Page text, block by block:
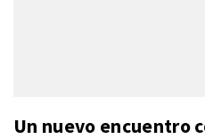
Un nuevo encuentro